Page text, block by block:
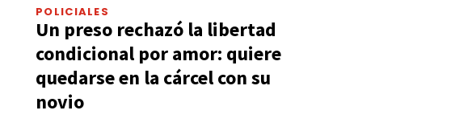
POLICIALES
Un preso rechazó la libertad
condicional por amor: quiere
quedarse en la cárcel con su
novio